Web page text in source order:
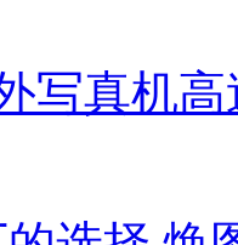
写真机